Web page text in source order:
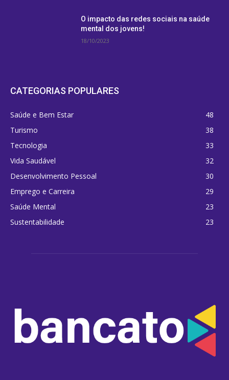
O impacto das redes sociais na saúde
mental dos jovens!
18/10/2023
CATEGORIAS POPULARES
Saúde e Bem Estar
48
Turismo
38
Tecnologia
33
Vida Saudável
32
Desenvolvimento Pessoal
30
Emprego e Carreira
29
Saúde Mental
23
Sustentabilidade
23